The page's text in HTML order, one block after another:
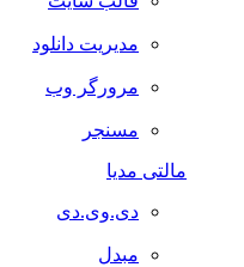
مدیریت دانلود
مرورگر وب
مسنجر
مالتی مدیا
دی.وی.دی
مبدل